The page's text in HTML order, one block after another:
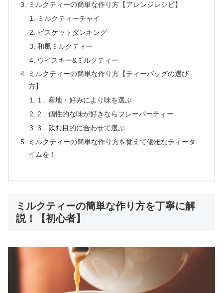
ミルクティーの簡単な作り方【アレンジレシピ】
ミルクティーチャイ
ビスケットダンキング
和風ミルクティー
ウイスキー&ミルクティー
ミルクティーの簡単な作り方【ティーバッグの選び
方】
1．産地・好みにより味を選ぶ
2．個性的な味が好きならフレーバーティー
3．飲む目的に合わせて選ぶ
ミルクティーの簡単な作り方を覚えて優雅なティータ
イムを！
ミルクティーの簡単な作り方を丁寧に解
説！【初心者】